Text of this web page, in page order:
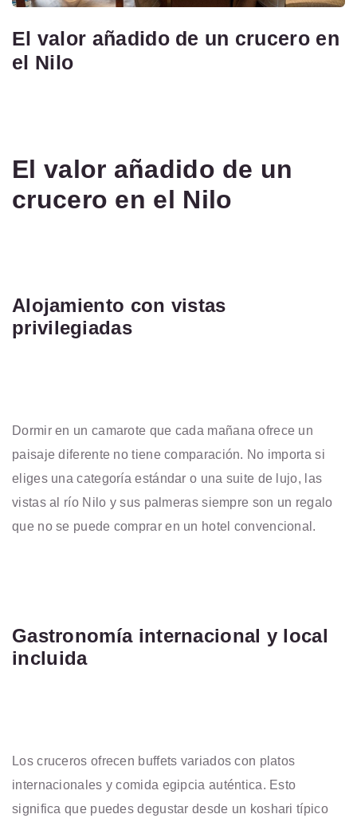
El valor añadido de un crucero en
el Nilo
El valor añadido de un
crucero en el Nilo
Alojamiento con vistas
privilegiadas
Dormir en un camarote que cada mañana ofrece un
paisaje diferente no tiene comparación. No importa si
eliges una categoría estándar o una suite de lujo, las
vistas al río Nilo y sus palmeras siempre son un regalo
que no se puede comprar en un hotel convencional.
Gastronomía internacional y local
incluida
Los cruceros ofrecen buffets variados con platos
internacionales y comida egipcia auténtica. Esto
significa que puedes degustar desde un koshari típico